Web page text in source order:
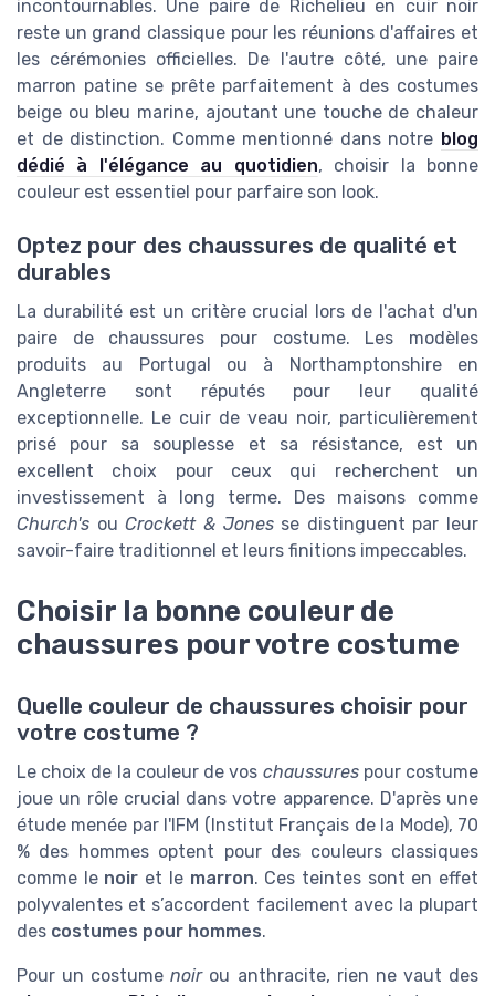
incontournables. Une paire de Richelieu en cuir noir
reste un grand classique pour les réunions d'affaires et
les cérémonies officielles. De l'autre côté, une paire
marron patine se prête parfaitement à des costumes
beige ou bleu marine, ajoutant une touche de chaleur
et de distinction. Comme mentionné dans notre blog
dédié à l'élégance au quotidien, choisir la bonne
couleur est essentiel pour parfaire son look.
Optez pour des chaussures de qualité et
durables
La durabilité est un critère crucial lors de l'achat d'un
paire de chaussures pour costume. Les modèles
produits au Portugal ou à Northamptonshire en
Angleterre sont réputés pour leur qualité
exceptionnelle. Le cuir de veau noir, particulièrement
prisé pour sa souplesse et sa résistance, est un
excellent choix pour ceux qui recherchent un
investissement à long terme. Des maisons comme
Church's ouCrockett & Jonesse distinguent par leur
savoir-faire traditionnel et leurs finitions impeccables.
Choisir la bonne couleur de
chaussures pour votre costume
Quelle couleur de chaussures choisir pour
votre costume ?
Le choix de la couleur de vos chaussurespour costume
joue un rôle crucial dans votre apparence. D'après une
étude menée par l'IFM (Institut Français de la Mode), 70
% des hommes optent pour des couleurs classiques
comme le noir et le marron. Ces teintes sont en effet
polyvalentes et s’accordent facilement avec la plupart
des costumes pour hommes.
Pour un costumenoirou anthracite, rien ne vaut des